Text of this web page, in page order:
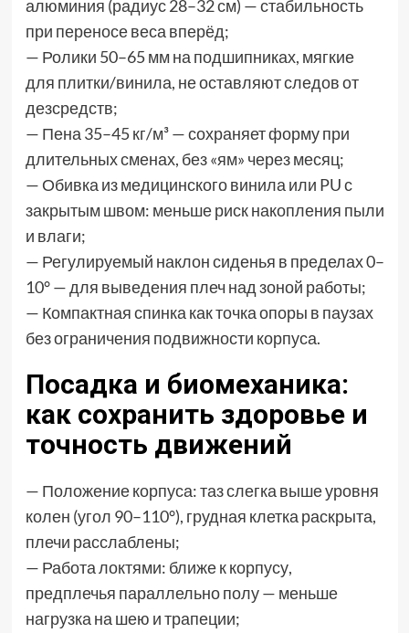
алюминия (радиус 28–32 см) — стабильность
при переносе веса вперёд;
— Ролики 50–65 мм на подшипниках, мягкие
для плитки/винила, не оставляют следов от
дезсредств;
— Пена 35–45 кг/м³ — сохраняет форму при
длительных сменах, без «ям» через месяц;
— Обивка из медицинского винила или PU с
закрытым швом: меньше риск накопления пыли
и влаги;
— Регулируемый наклон сиденья в пределах 0–
10° — для выведения плеч над зоной работы;
— Компактная спинка как точка опоры в паузах
без ограничения подвижности корпуса.
Посадка и биомеханика:
как сохранить здоровье и
точность движений
— Положение корпуса: таз слегка выше уровня
колен (угол 90–110°), грудная клетка раскрыта,
плечи расслаблены;
— Работа локтями: ближе к корпусу,
предплечья параллельно полу — меньше
нагрузка на шею и трапеции;